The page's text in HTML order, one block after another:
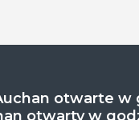
otwarte w
otwarty w